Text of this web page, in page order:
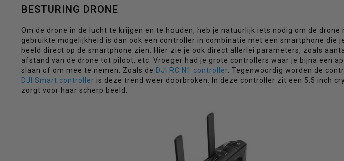
kunt
BESTURING DRONE
Om de drone in de lucht te krijgen en te houden, heb je natuurlijk iets nodig om de drone
gebruikte mogelijkheid is dan ook een controller in combinatie met een smartphone die
beeld direct op de smartphone zien. Hier zie je ook direct allerlei parameters, zoals
afstand van de drone tot piloot, etc. Vroeger had je grote controllers waar je bijna een
slaan of om mee te nemen. Zoals de DJI RC N1 controller . Tegenwoordig worden de
DJI Smart controller is deze trend weer doorbroken. In deze controller zit een 5,5 inch
zorgt voor haar scherp beeld.